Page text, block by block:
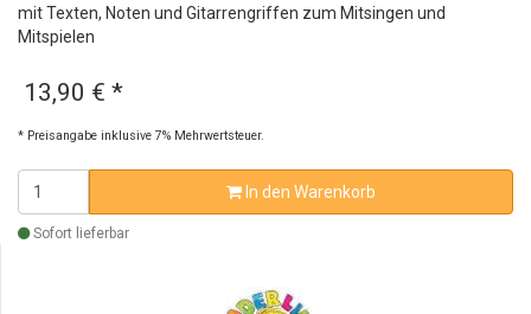
mit Texten, Noten und Gitarrengriffen zum Mitsingen und
Mitspielen
13,90 € *
* Preisangabe inklusive 7% Mehrwertsteuer.
In den Warenkorb
Sofort lieferbar